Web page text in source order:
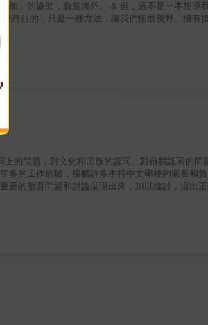
這不是一本指導我們如何創業的傳記
己的事業。而語言，則是幫助我們運用方法、實
此不見天日。所以，這本書要告訴我們的，是如
是以國際為舞台。
的問題，對文化和民族的認同、對自我認同的問
多的工作經驗，接觸許多主持中文學校的家長和
要的教育問題和討論呈現出來，加以檢討，提出
。